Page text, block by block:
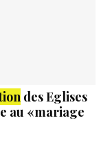
des Eglises
au «mariage